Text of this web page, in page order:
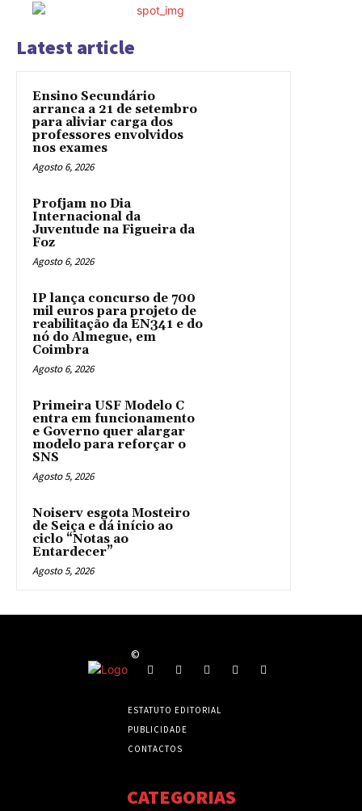
Latest article
Ensino Secundário
arranca a 21 de setembro
para aliviar carga dos
professores envolvidos
nos exames
Agosto 6, 2026
Profjam no Dia
Internacional da
Juventude na Figueira da
Foz
Agosto 6, 2026
IP lança concurso de 700
mil euros para projeto de
reabilitação da EN341 e do
nó do Almegue, em
Coimbra
Agosto 6, 2026
Primeira USF Modelo C
entra em funcionamento
e Governo quer alargar
modelo para reforçar o
SNS
Agosto 5, 2026
Noiserv esgota Mosteiro
de Seiça e dá início ao
ciclo “Notas ao
Entardecer”
Agosto 5, 2026
©
ESTATUTO EDITORIAL
PUBLICIDADE
CONTACTOS
CATEGORIAS